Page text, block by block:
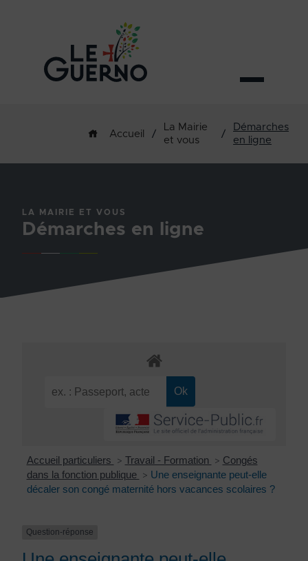
Accueil /
La Mairie
et vous
/
Démarches
en ligne
LA MAIRIE ET VOUS
Démarches en ligne
Accueil particuliers > Travail - Formation > Congés
dans la fonction publique
> Une enseignante peut-elle
décaler son congé maternité hors vacances scolaires ?
Question-réponse